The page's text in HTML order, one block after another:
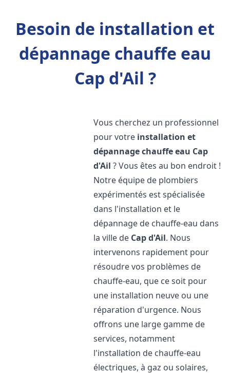
Besoin de installation et
dépannage chauffe eau
Cap d'Ail ?
Vous cherchez un professionnel
pour votre installation et
dépannage chauffe eau Cap
d'Ail ? Vous êtes au bon endroit !
Notre équipe de plombiers
expérimentés est spécialisée
dans l'installation et le
dépannage de chauffe-eau dans
la ville de Cap d'Ail. Nous
intervenons rapidement pour
résoudre vos problèmes de
chauffe-eau, que ce soit pour
une installation neuve ou une
réparation d'urgence. Nous
offrons une large gamme de
services, notamment
l'installation de chauffe-eau
électriques, à gaz ou solaires,